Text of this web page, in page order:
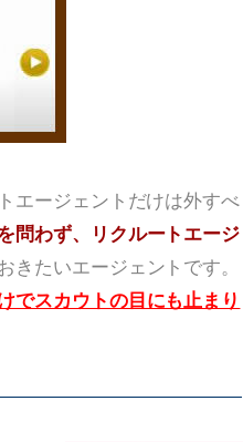
エージェントだけは外すべ
問わず、リクルートエージ
たいエージェントです。
でスカウトの目にも止まり